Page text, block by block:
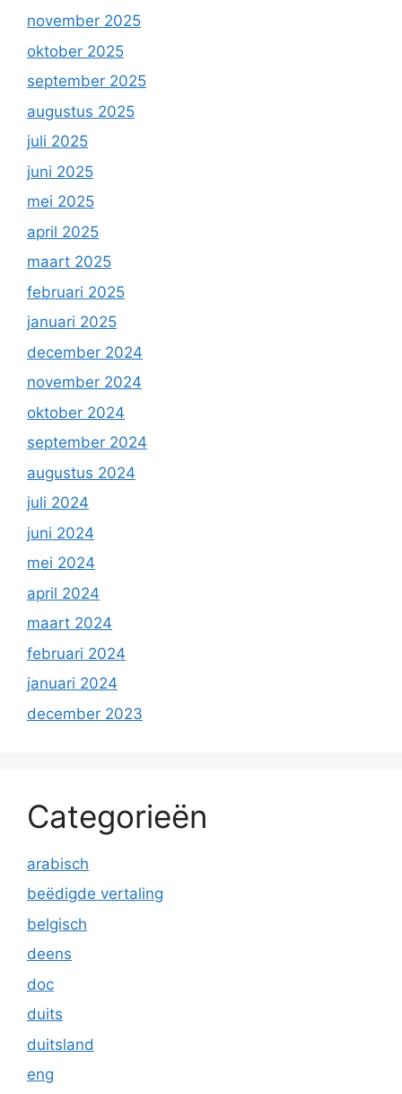
november 2025
oktober 2025
september 2025
augustus 2025
juli 2025
juni 2025
mei 2025
april 2025
maart 2025
februari 2025
januari 2025
december 2024
november 2024
oktober 2024
september 2024
augustus 2024
juli 2024
juni 2024
mei 2024
april 2024
maart 2024
februari 2024
januari 2024
december 2023
Categorieën
arabisch
beëdigde vertaling
belgisch
deens
doc
duits
duitsland
eng